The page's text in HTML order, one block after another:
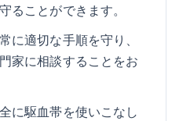
ることができます。
に適切な手順を守り、
家に相談することをお
に駆血帯を使いこなし